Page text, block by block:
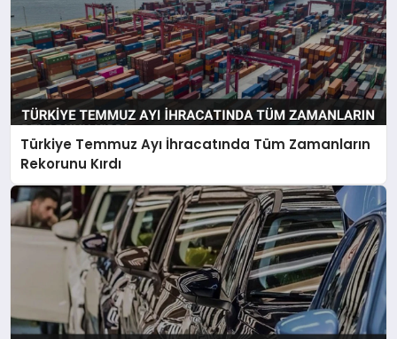
Türkiye Temmuz Ayı İhracatında Tüm Zamanların
Rekorunu Kırdı